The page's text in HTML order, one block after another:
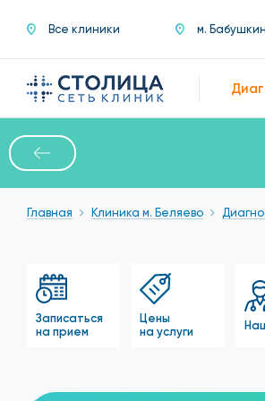
Все клиники м.
Главная Клиника м. Беляево
Записаться
на прием
Цены
на услуги